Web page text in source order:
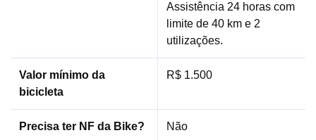
Assistência 24 horas com
limite de 40 km e 2
utilizações.
Valor mínimo da
bicicleta
R$ 1.500
Precisa ter NF da Bike? Não